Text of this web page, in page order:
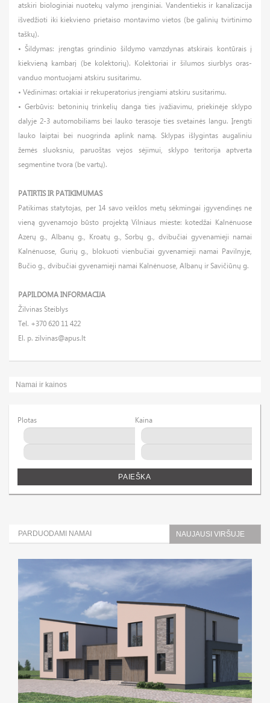
atskiri biologiniai nuotekų valymo įrenginiai. Vandentiekis ir kanalizacija
išvedžioti iki kiekvieno prietaiso montavimo vietos (be galinių tvirtinimo
taškų).
• Šildymas: įrengtas grindinio šildymo vamzdynas atskirais kontūrais į
kiekvieną kambarį (be kolektorių). Kolektoriai ir šilumos siurblys oras-
vanduo montuojami atskiru susitarimu.
• Vėdinimas: ortakiai ir rekuperatorius įrengiami atskiru susitarimu.
• Gerbūvis: betoninių trinkelių danga ties įvažiavimu, priekinėje sklypo
dalyje 2-3 automobiliams bei lauko terasoje ties svetainės langu. Įrengti
lauko laiptai bei nuogrinda aplink namą. Sklypas išlygintas augaliniu
žemės sluoksniu, paruoštas vejos sėjimui, sklypo teritorija aptverta
segmentine tvora (be vartų).
PATIRTIS IR PATIKIMUMAS
Patikimas statytojas, per 14 savo veiklos metų sėkmingai įgyvendinęs ne
vieną gyvenamojo būsto projektą Vilniaus mieste: kotedžai Kalnėnuose
Azerų g., Albanų g., Kroatų g., Sorbų g., dvibučiai gyvenamieji namai
Kalnėnuose, Gurių g., blokuoti vienbučiai gyvenamieji namai Pavilnyje,
Bučio g., dvibučiai gyvenamieji namai Kalnėnuose, Albanų ir Savičiūnų g.
PAPILDOMA INFORMACIJA
Žilvinas Steiblys
Tel. +370 620 11 422
El. p. zilvinas@apus.lt
Namai ir kainos
Plotas Kaina
PAIEŠKA
PARDUODAMI NAMAI NAUJAUSI VIRŠUJE